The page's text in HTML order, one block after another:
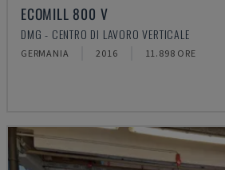
ECOMILL 800 V
DMG - CENTRO DI LAVORO VERTICALE
GERMANIA 2016 11.898 ORE